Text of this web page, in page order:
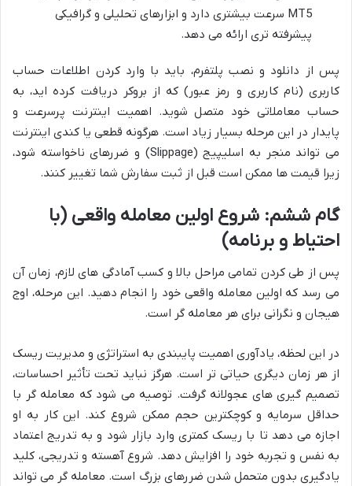
MT5 سرعت بیشتری دارد و ابزارهای تحلیلی و گرافیکی
پیشرفته تری ارائه می دهد.
پس از دانلود و نصب پلتفرم، باید با وارد کردن اطلاعات حساب
کاربری (نام کاربری و رمز عبور) که از بروکر دریافت کرده اید، به
حساب معاملاتی خود متصل شوید. اهمیت اینترنت پرسرعت و
پایدار در این مرحله بسیار زیاد است. هرگونه قطعی یا کندی اینترنت
می تواند منجر به اسلیپیج (Slippage) و ضررهای ناخواسته شود،
زیرا قیمت ها ممکن است قبل از ثبت سفارش شما تغییر کنند.
گام ششم: شروع اولین معامله واقعی (با
احتیاط و برنامه)
پس از طی کردن تمامی مراحل بالا و کسب آمادگی های لازم، زمان آن
می رسد که اولین معامله واقعی خود را انجام دهید. این مرحله، اوج
هیجان و نگرانی برای هر معامله گر است.
در این لحظه، یادآوری اهمیت پایبندی به استراتژی و مدیریت ریسک
از هر زمان دیگری حیاتی تر است. هرگز نباید تحت تأثیر احساسات،
تصمیم گیری های عجولانه گرفت. توصیه می شود که معامله گر با
حداقل سرمایه و کوچکترین حجم ممکن شروع کند. این کار به او
اجازه می دهد تا با ریسک کمتری وارد بازار شود و به تدریج اعتماد
به نفس و تجربه خود را افزایش دهد. شروع آهسته و تدریجی، کلید
یادگیری بدون متحمل شدن ضررهای بزرگ است. معامله گر می تواند